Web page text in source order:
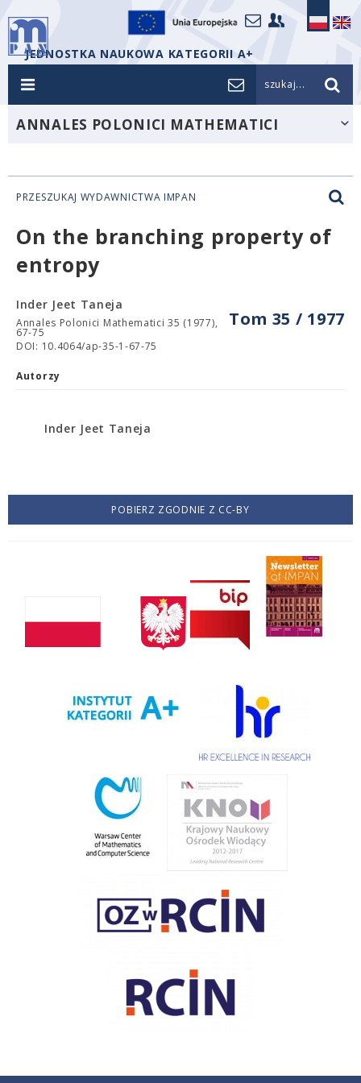
JEDNOSTKA NAUKOWA KATEGORII A+
szukaj...
ANNALES POLONICI MATHEMATICI
PRZESZUKAJ WYDAWNICTWA IMPAN
On the branching property of
entropy
Tom 35 / 1977
Inder Jeet Taneja
Annales Polonici Mathematici 35 (1977),
67-75
DOI: 10.4064/ap-35-1-67-75
Autorzy
Inder Jeet Taneja
POBIERZ ZGODNIE Z CC-BY